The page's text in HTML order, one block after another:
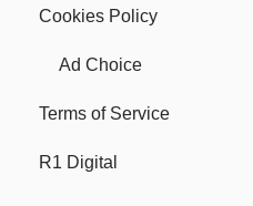
Cookies Policy
Ad Choice
Terms of Service
R1 Digital